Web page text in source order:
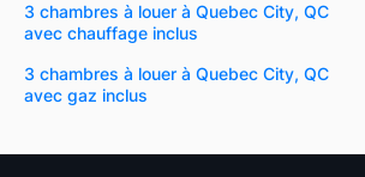
3 chambres à louer à Quebec City, QC
avec chauffage inclus
3 chambres à louer à Quebec City, QC
avec gaz inclus